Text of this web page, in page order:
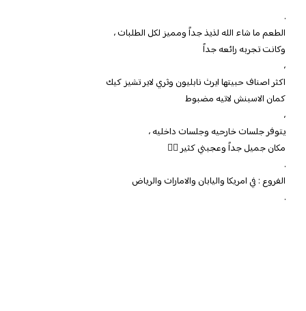
.
الطعم ما شاء الله لذيذ جداً ومميز لكل الطلبات ،
وكانت تجربه رائعه جداً
،
اكثر اصناف حبيتها ايرث نابليون وثري لاير تشيز كيك
كمان الاسبنش لاتيه مضبوط
،
يتوفر جلسات خارحيه وجلسات داخليه ،
مكان جميل جداً وعجبني كثير 👍🏻
.
الفروع : في امريكا واليابان والامارات والرياض
.